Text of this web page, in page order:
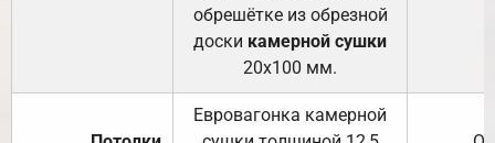
обрешётке из обрезной
доски камерной сушки
20х100 мм.
Евровагонка камерной